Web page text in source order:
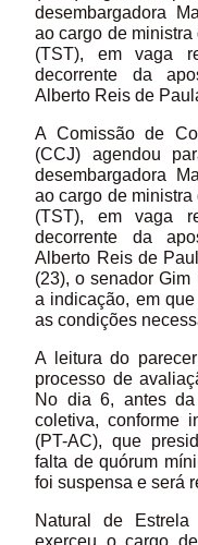
desembargadora
ao cargo de
(TST), em vaga
decorrente da
Alberto Reis de
A Comissão de
(CCJ) agendou
desembargadora
ao cargo de
(TST), em vaga
decorrente da
Alberto Reis de
(23), o senador
a indicação, em
as condições
A leitura do
processo de
No dia 6, antes da
coletiva, conforme
(PT-AC), que
falta de quórum
foi suspensa e será
Natural de
exerceu o cargo